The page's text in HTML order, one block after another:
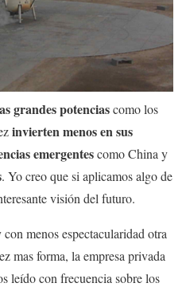
grandes potenciascomo los
invierten menos en sus
emergentescomo China y
. Yo creo que si aplicamos algo de
visión del futuro.
menos espectacularidad otra
mas forma, la empresa privada
leído con frecuencia sobre los